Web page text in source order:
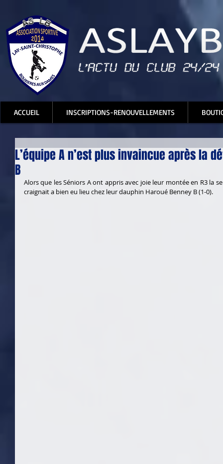
ACCUEIL INSCRIPTIONS-RENOUVELLEMENTS
L’équipe A n’est plus invaincue après la
B
Alors que les Séniors A ont appris avec joie leur montée en R3 la
craignait a bien eu lieu chez leur dauphin Haroué Benney B (1-0).